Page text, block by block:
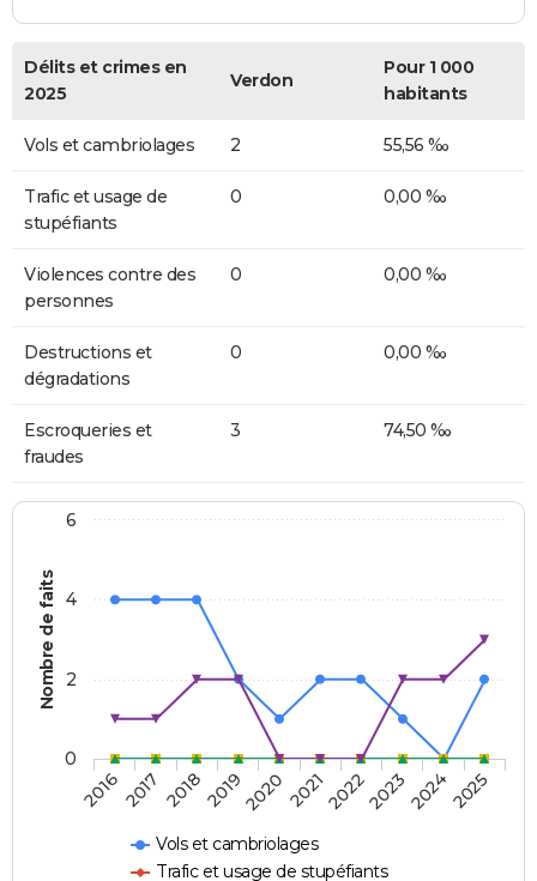
Délits et crimes en
2025
Verdon
Pour 1 000
habitants
Vols et cambriolages 2 55,56 ‰
Trafic et usage de
stupéfiants
0 0,00 ‰
Violences contre des
personnes
0 0,00 ‰
Destructions et
dégradations
0 0,00 ‰
Escroqueries et
fraudes
3 74,50 ‰
Nombre de faits
Vols et cambriolages
Trafic et usage de stupéfiants
20162017 20182019202020212022202320242025
0
2
4
6